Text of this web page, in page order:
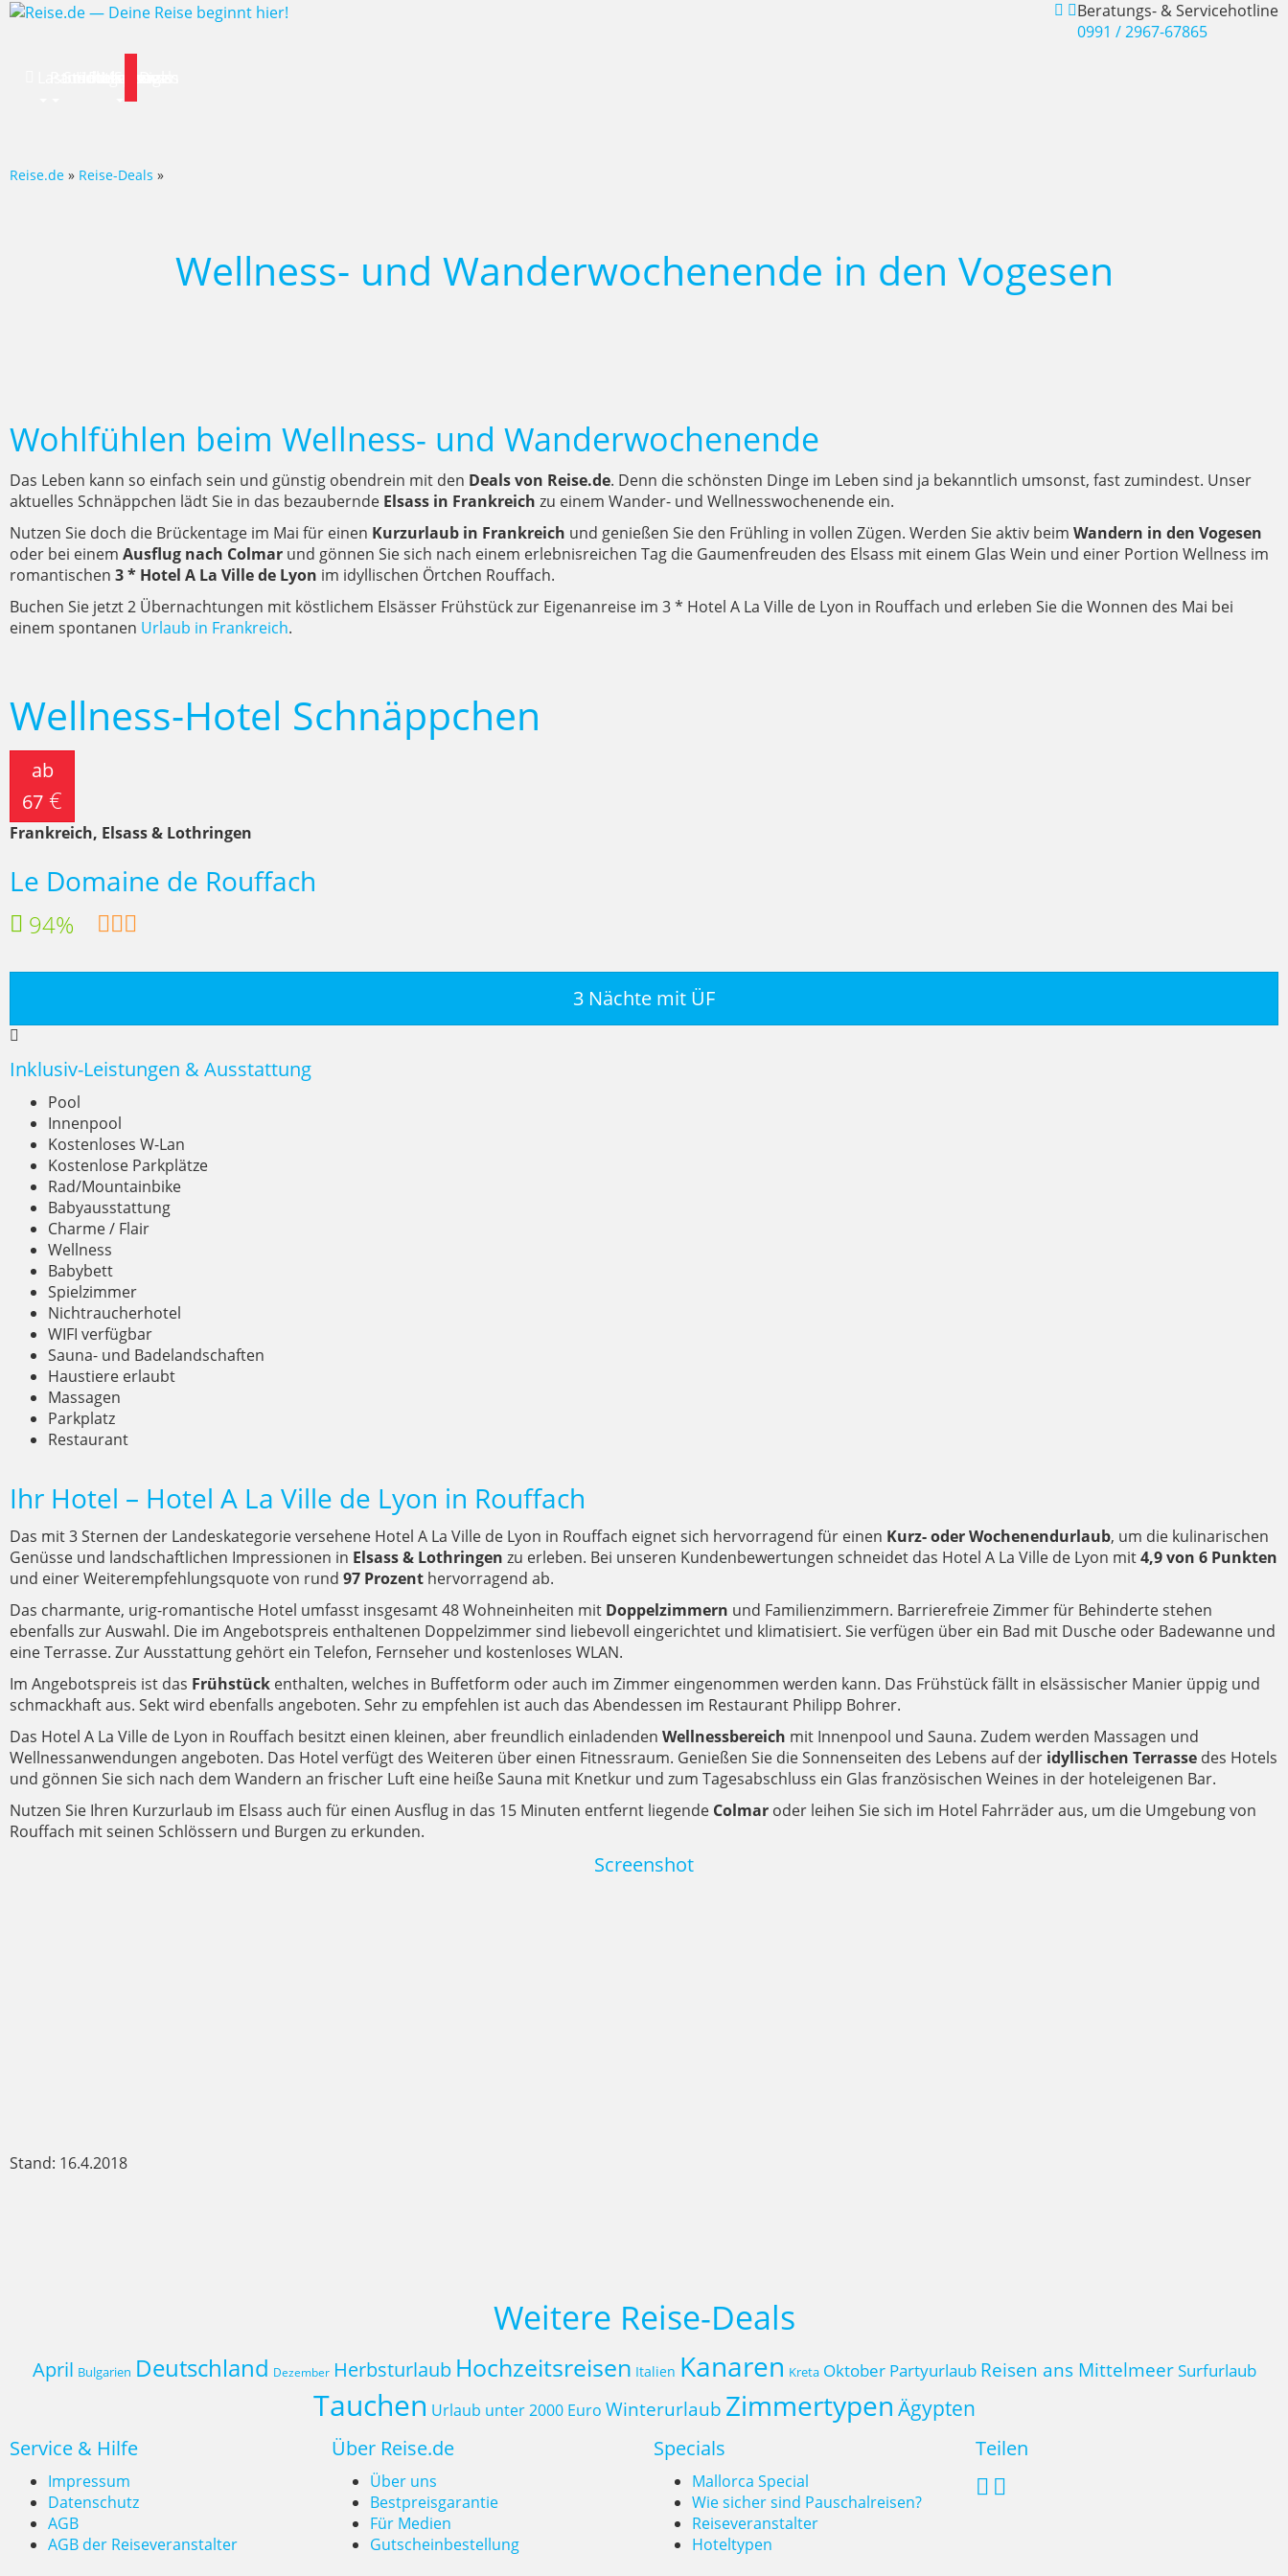
Beratungs- & Servicehotline
0991 / 2967-67865
Reise.de » Reise-Deals »
Wellness- und Wanderwochenende in den Vogesen
Wohlfühlen beim Wellness- und Wanderwochenende
Das Leben kann so einfach sein und günstig obendrein mit den Deals von Reise.de. Denn die schönsten Dinge im Leben sind ja bekanntlich umsonst, fast zumindest. Unser
aktuelles Schnäppchen lädt Sie in das bezaubernde Elsass in Frankreich zu einem Wander- und Wellnesswochenende ein.
Nutzen Sie doch die Brückentage im Mai für einen Kurzurlaub in Frankreich und genießen Sie den Frühling in vollen Zügen. Werden Sie aktiv beim Wandern in den Vogesen
oder bei einem Ausflug nach Colmar und gönnen Sie sich nach einem erlebnisreichen Tag die Gaumenfreuden des Elsass mit einem Glas Wein und einer Portion Wellness im
romantischen 3 * Hotel A La Ville de Lyon im idyllischen Örtchen Rouffach.
Buchen Sie jetzt 2 Übernachtungen mit köstlichem Elsässer Frühstück zur Eigenanreise im 3 * Hotel A La Ville de Lyon in Rouffach und erleben Sie die Wonnen des Mai bei
einem spontanen Urlaub in Frankreich.
Wellness-Hotel Schnäppchen
ab
67 €
Frankreich, Elsass & Lothringen
Le Domaine de Rouffach
94%
3 Nächte mit ÜF
Inklusiv-Leistungen & Ausstattung
Pool
Innenpool
Kostenloses W-Lan
Kostenlose Parkplätze
Rad/Mountainbike
Babyausstattung
Charme / Flair
Wellness
Babybett
Spielzimmer
Nichtraucherhotel
WIFI verfügbar
Sauna- und Badelandschaften
Haustiere erlaubt
Massagen
Parkplatz
Restaurant
Ihr Hotel – Hotel A La Ville de Lyon in Rouffach
Das mit 3 Sternen der Landeskategorie versehene Hotel A La Ville de Lyon in Rouffach eignet sich hervorragend für einen Kurz- oder Wochenendurlaub, um die kulinarischen
Genüsse und landschaftlichen Impressionen in Elsass & Lothringen zu erleben. Bei unseren Kundenbewertungen schneidet das Hotel A La Ville de Lyon mit4,9 von 6 Punkten
und einer Weiterempfehlungsquote von rund 97 Prozent hervorragend ab.
Das charmante, urig-romantische Hotel umfasst insgesamt 48 Wohneinheiten mit Doppelzimmern und Familienzimmern. Barrierefreie Zimmer für Behinderte stehen
ebenfalls zur Auswahl. Die im Angebotspreis enthaltenen Doppelzimmer sind liebevoll eingerichtet und klimatisiert. Sie verfügen über ein Bad mit Dusche oder Badewanne und
eine Terrasse. Zur Ausstattung gehört ein Telefon, Fernseher und kostenloses WLAN.
Im Angebotspreis ist das Frühstück enthalten, welches in Buffetform oder auch im Zimmer eingenommen werden kann. Das Frühstück fällt in elsässischer Manier üppig und
schmackhaft aus. Sekt wird ebenfalls angeboten. Sehr zu empfehlen ist auch das Abendessen im Restaurant Philipp Bohrer.
Das Hotel A La Ville de Lyon in Rouffach besitzt einen kleinen, aber freundlich einladenden Wellnessbereich mit Innenpool und Sauna. Zudem werden Massagen und
Wellnessanwendungen angeboten. Das Hotel verfügt des Weiteren über einen Fitnessraum. Genießen Sie die Sonnenseiten des Lebens auf der idyllischen Terrasse des Hotels
und gönnen Sie sich nach dem Wandern an frischer Luft eine heiße Sauna mit Knetkur und zum Tagesabschluss ein Glas französischen Weines in der hoteleigenen Bar.
Nutzen Sie Ihren Kurzurlaub im Elsass auch für einen Ausflug in das 15 Minuten entfernt liegende Colmar oder leihen Sie sich im Hotel Fahrräder aus, um die Umgebung von
Rouffach mit seinen Schlössern und Burgen zu erkunden.
Screenshot
Stand: 16.4.2018
Weitere Reise-Deals
April Bulgarien Deutschland Dezember Herbsturlaub Hochzeitsreisen Italien Kanaren Kreta Oktober Partyurlaub Reisen ans MittelmeerSurfurlaub
Tauchen Urlaub unter 2000 Euro Winterurlaub Zimmertypen Ägypten
Service & Hilfe
Impressum
Datenschutz
AGB
AGB der Reiseveranstalter
Über Reise.de
Über uns
Bestpreisgarantie
Für Medien
Gutscheinbestellung
Specials
Mallorca Special
Wie sicher sind Pauschalreisen?
Reiseveranstalter
Hoteltypen
Teilen